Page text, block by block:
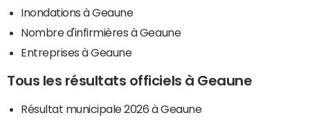
Inondations à Geaune
Nombre d'infirmières à Geaune
Entreprises à Geaune
Tous les résultats officiels à Geaune
Résultat municipale 2026 à Geaune